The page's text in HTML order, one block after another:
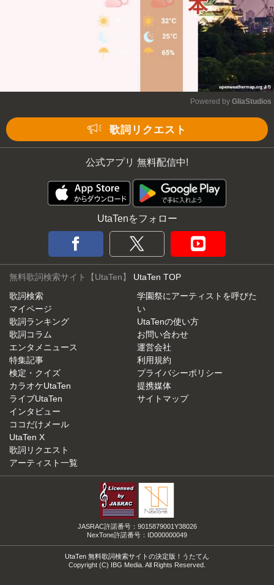
Powered by GliaStudios
歌詞リクエスト
公式アプリ 無料配信中!
UtaTenをフォロー
無料歌詞検索サイト【UtaTen】 UtaTen TOP
歌詞検索
マイページ
歌詞ランキング
歌詞コラム
エンタメニュース
特集記事
検定・クイズ
カラオケUtaTen
ライブUtaTen
インタビュー
ココだけメール
UtaTen X
歌詞リクエスト
アーティスト一覧
学園祭にアーティストを呼びた
い
UtaTenの使い方
お問い合わせ
運営会社
利用規約
プライバシーポリシー
提携媒体
サイトマップ
JASRAC許諾番号：9015879001Y38026
NexTone許諾番号：ID000000049
UtaTen 無料歌詞検索サイトの決定版！うたてん
Copyright (C) IBG Media. All Rights Reserved.